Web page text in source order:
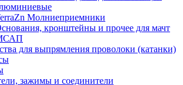
Молниеприемники
кронштейны и прочее для мачт
для выпрямления проволоки (катанки)
зажимы и соединители